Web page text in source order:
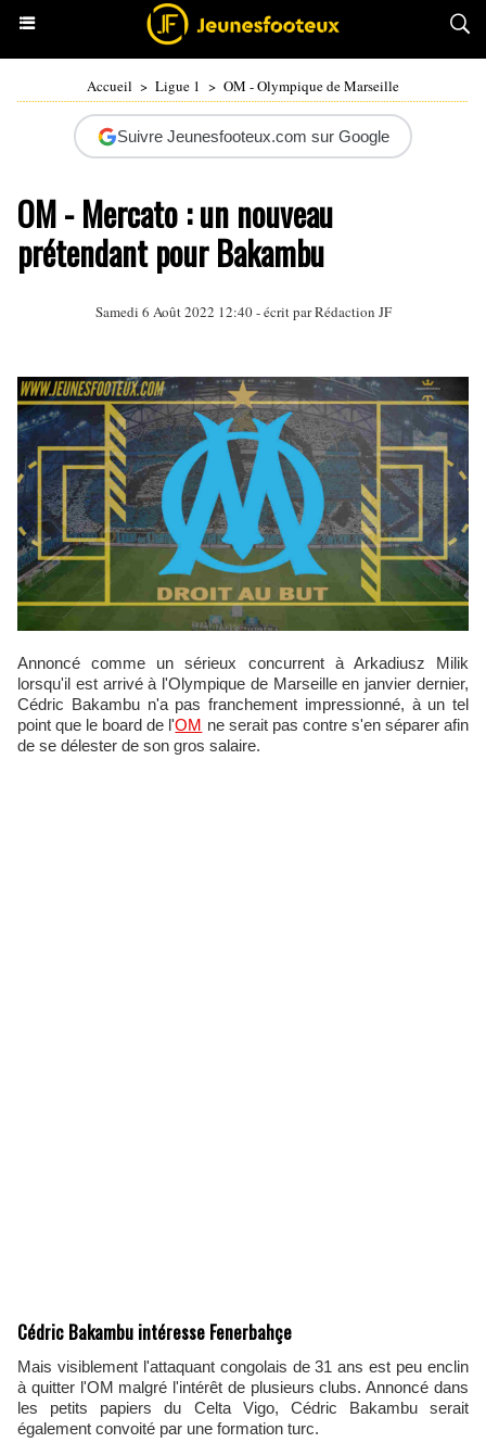
Accueil > Ligue 1 > OM - Olympique de Marseille
Suivre Jeunesfooteux.com sur Google
OM - Mercato : un nouveau
prétendant pour Bakambu
Samedi 6 Août 2022 12:40 - écrit par Rédaction JF
Annoncé comme un sérieux concurrent à Arkadiusz Milik
lorsqu'il est arrivé à l'Olympique de Marseille en janvier dernier,
Cédric Bakambu n'a pas franchement impressionné, à un tel
point que le board de l'OM ne serait pas contre s'en séparer afin
de se délester de son gros salaire.
Cédric Bakambu intéresse Fenerbahçe
Mais visiblement l'attaquant congolais de 31 ans est peu enclin
à quitter l'OM malgré l'intérêt de plusieurs clubs. Annoncé dans
les petits papiers du Celta Vigo, Cédric Bakambu serait
également convoité par une formation turc.